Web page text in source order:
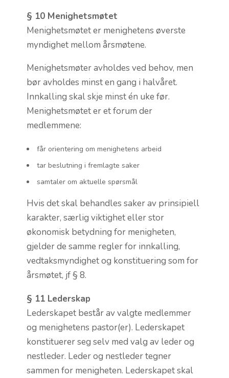
§ 10 Menighetsmøtet
Menighetsmøtet er menighetens øverste
myndighet mellom årsmøtene.
Menighetsmøter avholdes ved behov, men
bør avholdes minst en gang i halvåret.
Innkalling skal skje minst én uke før.
Menighetsmøtet er et forum der
medlemmene:
får orientering om menighetens arbeid
tar beslutning i fremlagte saker
samtaler om aktuelle spørsmål
Hvis det skal behandles saker av prinsipiell
karakter, særlig viktighet eller stor
økonomisk betydning for menigheten,
gjelder de samme regler for innkalling,
vedtaksmyndighet og konstituering som for
årsmøtet, jf § 8.
§ 11 Lederskap
Lederskapet består av valgte medlemmer
og menighetens pastor(er). Lederskapet
konstituerer seg selv med valg av leder og
nestleder. Leder og nestleder tegner
sammen for menigheten. Lederskapet skal